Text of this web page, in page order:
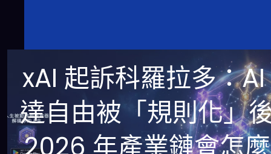
xAI 起訴科羅拉多：
達自由被「規則化」